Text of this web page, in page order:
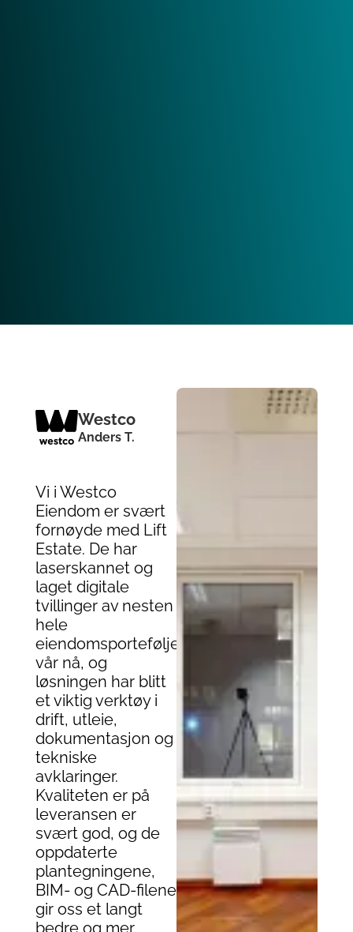
Westco
Anders T.
Vi i Westco
Eiendom er svært
fornøyde med Lift
Estate. De har
laserskannet og
laget digitale
tvillinger av nesten
hele
eiendomsporteføljen
vår nå, og
løsningen har blitt
et viktig verktøy i
drift, utleie,
dokumentasjon og
tekniske
avklaringer.
Kvaliteten er på
leveransen er
svært god, og de
oppdaterte
plantegningene,
BIM- og CAD-filene
gir oss et langt